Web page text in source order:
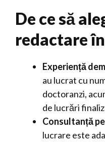
De ce să
redactare
Experiență
au lucrat cu
doctoranzi,
de lucrări
Consultanță
lucrare este